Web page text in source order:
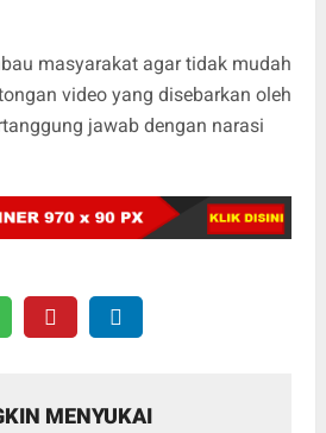
masyarakat agar tidak mudah
video yang disebarkan oleh
jawab dengan narasi
MENYUKAI